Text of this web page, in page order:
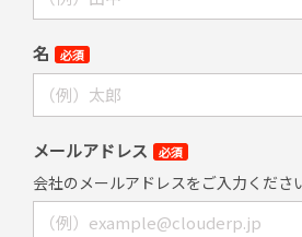
名 必須
メールアドレス 必須
会社のメールアドレスをご入力くださ